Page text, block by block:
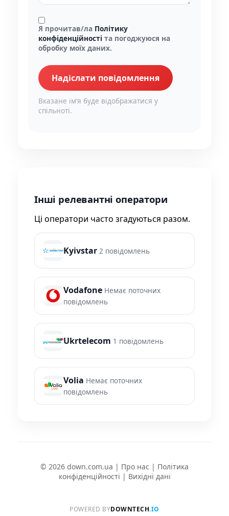
Я прочитав/ла Політику
конфіденційності та погоджуюся на
обробку моїх даних.
Надіслати повідомлення
Вказане імʼя буде відображатися у
спільноті.
Інші релевантні оператори
Ці оператори часто згадуються разом.
Kyivstar 2 повідомлень
Vodafone Немає поточних
повідомлень
Ukrtelecom 1 повідомлень
Volia Немає поточних
повідомлень
© 2026 down.com.ua | Про нас | Політика
конфіденційності | Вихідні дані
POWERED BYDOWNTECH.IO